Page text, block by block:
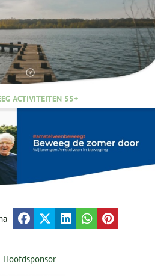
ACTIVITEITEN 55+
Hoofdsponsor